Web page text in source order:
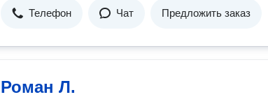
Телефон Чат Предложить заказ
Роман Л.